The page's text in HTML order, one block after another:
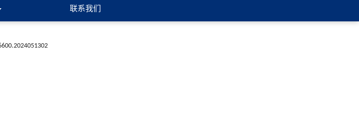
联系我们